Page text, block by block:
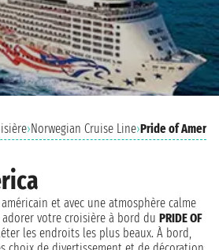
›Norwegian Cruise Line›Pride of America
et avec une atmosphère calme
votre croisière à bord du PRIDE OF
les endroits les plus beaux. À bord,